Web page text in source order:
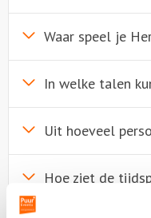
Waar speel je
In welke talen
Uit hoeveel
Hoe ziet de